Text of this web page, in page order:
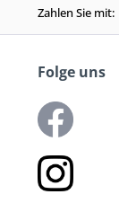
Zahlen Sie mit:
Folge uns